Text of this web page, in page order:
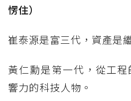
愣住）
崔泰源是富三代，資產是
黃仁勳是第一代，從工
響力的科技人物。